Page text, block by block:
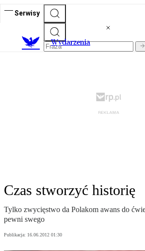
Serwisy
Wydarzenia
Czas stworzyć historię
Tylko zwycięstwo da Polakom awans do
pewni swego
Publikacja: 16.06.2012 01:30